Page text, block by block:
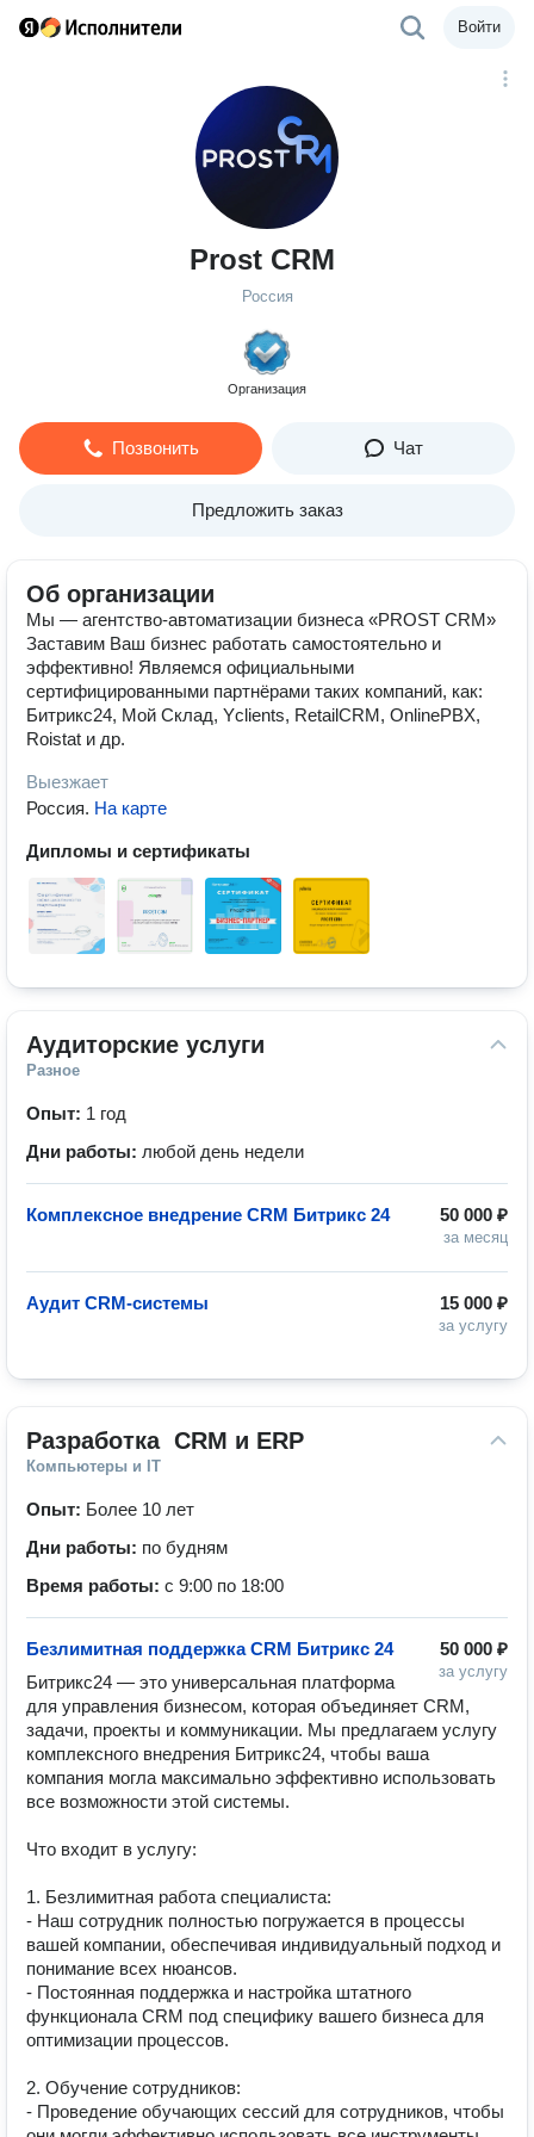
Войти
Prost CRM
Россия
Организация
Позвонить Чат
Предложить заказ
Об организации
Мы — агентство-автоматизации бизнеса «PROST CRM»
Заставим Ваш бизнес работать самостоятельно и
эффективно! Являемся официальными
сертифицированными партнёрами таких компаний, как:
Битрикс24, Мой Склад, Yclients, RetailCRM, OnlinePBX,
Roistat и др.
Выезжает
Россия. На карте
Дипломы и сертификаты
Аудиторские услуги
Разное
Опыт: 1 год
Дни работы: любой день недели
50 000 ₽
за месяц
Комплексное внедрение CRM Битрикс 24
15 000 ₽
за услугу
Аудит CRM-системы
Разработка  СRM и ERP
Компьютеры и IT
Опыт: Более 10 лет
Дни работы: по будням
Время работы: с 9:00 по 18:00
50 000 ₽
за услугу
Безлимитная поддержка CRM Битрикс 24
Битрикс24 — это универсальная платформа
для управления бизнесом, которая объединяет CRM,
задачи, проекты и коммуникации. Мы предлагаем услугу
комплексного внедрения Битрикс24, чтобы ваша
компания могла максимально эффективно использовать
все возможности этой системы.
Что входит в услугу:
1. Безлимитная работа специалиста:
- Наш сотрудник полностью погружается в процессы
вашей компании, обеспечивая индивидуальный подход и
понимание всех нюансов.
- Постоянная поддержка и настройка штатного
функционала CRM под специфику вашего бизнеса для
оптимизации процессов.
2. Обучение сотрудников:
- Проведение обучающих сессий для сотрудников, чтобы